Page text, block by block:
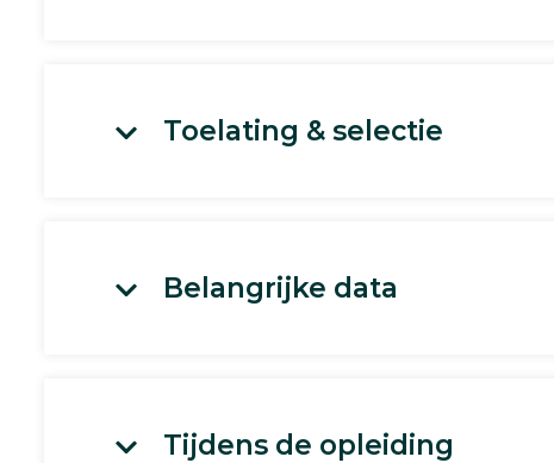
Toelating & selectie
Belangrijke data
Tijdens de opleiding